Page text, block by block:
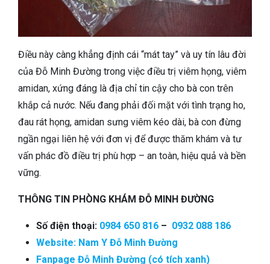
Điều này càng khẳng định cái “mát tay” và uy tín lâu đời
của Đỗ Minh Đường trong việc điều trị viêm họng, viêm
amidan, xứng đáng là địa chỉ tin cậy cho bà con trên
khắp cả nước. Nếu đang phải đối mặt với tình trạng ho,
đau rát họng, amidan sưng viêm kéo dài, bà con đừng
ngần ngại liên hệ với đơn vị để được thăm khám và tư
vấn phác đồ điều trị phù hợp – an toàn, hiệu quả và bền
vững.
THÔNG TIN PHÒNG KHÁM ĐỖ MINH ĐƯỜNG
Số điện thoại: 0984 650 816 – 0932 088 186
Website: Nam Y Đỗ Minh Đường
Fanpage Đỗ Minh Đường (có tích xanh)